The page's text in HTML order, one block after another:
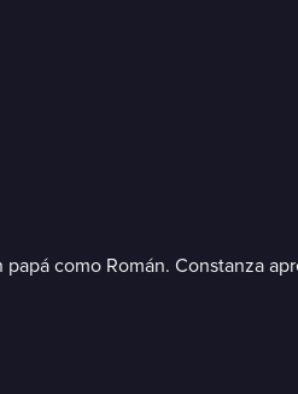
como Román. Constanza